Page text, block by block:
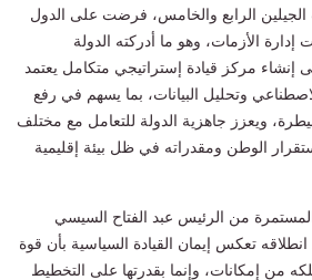
الرابع والخامس، فرضت على الدول
إدارة الأزمات، وهو ما أدركته الدولة
إنشاء مركز قيادة إستراتيجي متكامل يعتمد
وتحليل البيانات، بما يسهم في رفع
ويعزز جاهزية الدولة للتعامل مع مختلف
الوطن ومقدراته في ظل بيئة إقليمية
المستمرة من الرئيس عبد الفتاح السيسي
تعكس إيمان القيادة السياسية بأن قوة
من إمكانات، وإنما بقدرتها على التخطيط